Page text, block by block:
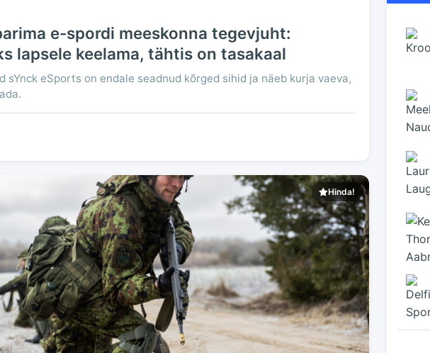
e-spordi meeskonna tegevjuht:
lapsele keelama, tähtis on tasakaal
sYnck eSports on endale seadnud kõrged sihid ja näeb kurja vaeva,
Hinda!